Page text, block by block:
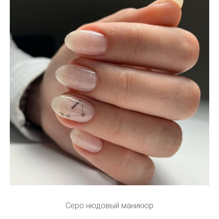
Серо нюдовый маникюр